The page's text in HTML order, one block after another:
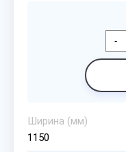
-
Ширина (мм)
1150